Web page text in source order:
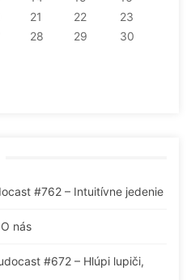
21 22
23
28 29
30
#762 – Intuitívne jedenie
O nás
#672 – Hlúpi lupiči,